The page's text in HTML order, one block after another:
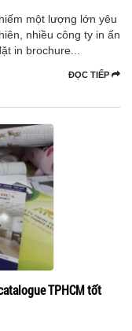
một lượng lớn yêu
nhiều công ty in ấn
in brochure...
ĐỌC TIẾP
TPHCM tốt